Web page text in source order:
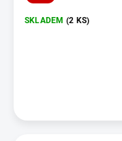
SKLADEM (2 KS)